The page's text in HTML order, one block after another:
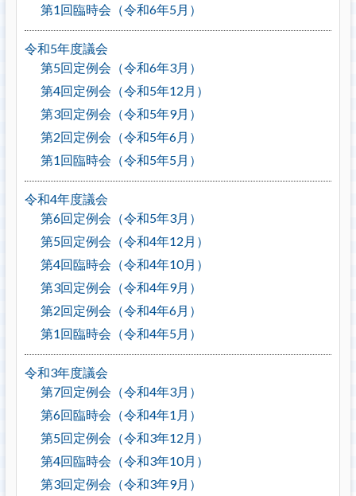
第1回臨時会（令和6年5月）
令和5年度議会
第5回定例会（令和6年3月）
第4回定例会（令和5年12月）
第3回定例会（令和5年9月）
第2回定例会（令和5年6月）
第1回臨時会（令和5年5月）
令和4年度議会
第6回定例会（令和5年3月）
第5回定例会（令和4年12月）
第4回臨時会（令和4年10月）
第3回定例会（令和4年9月）
第2回定例会（令和4年6月）
第1回臨時会（令和4年5月）
令和3年度議会
第7回定例会（令和4年3月）
第6回臨時会（令和4年1月）
第5回定例会（令和3年12月）
第4回臨時会（令和3年10月）
第3回定例会（令和3年9月）